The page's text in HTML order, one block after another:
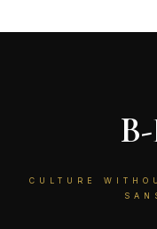
CULTURE